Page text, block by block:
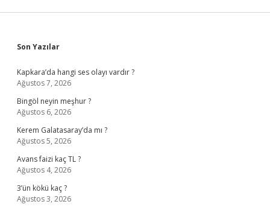
Sidebar
Son Yazılar
Kapkara’da hangi ses olayı vardır ?
Ağustos 7, 2026
Bingöl neyin meşhur ?
Ağustos 6, 2026
Kerem Galatasaray’da mı ?
Ağustos 5, 2026
Avans faizi kaç TL ?
Ağustos 4, 2026
3’ün kökü kaç ?
Ağustos 3, 2026